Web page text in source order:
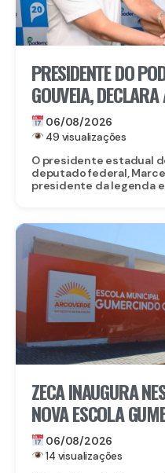
PRESIDENTE DO
GOUVEIA,
CANDIDATURA DE
SENADO
06/08/2026
49 visualizações
O presidente estadual
deputado federal,
presidente da legenda
ZECA INAUGURA
NOVA ESCOLA
AUTORIZA OBRAS
ARCOVERDE
06/08/2026
14 visualizações